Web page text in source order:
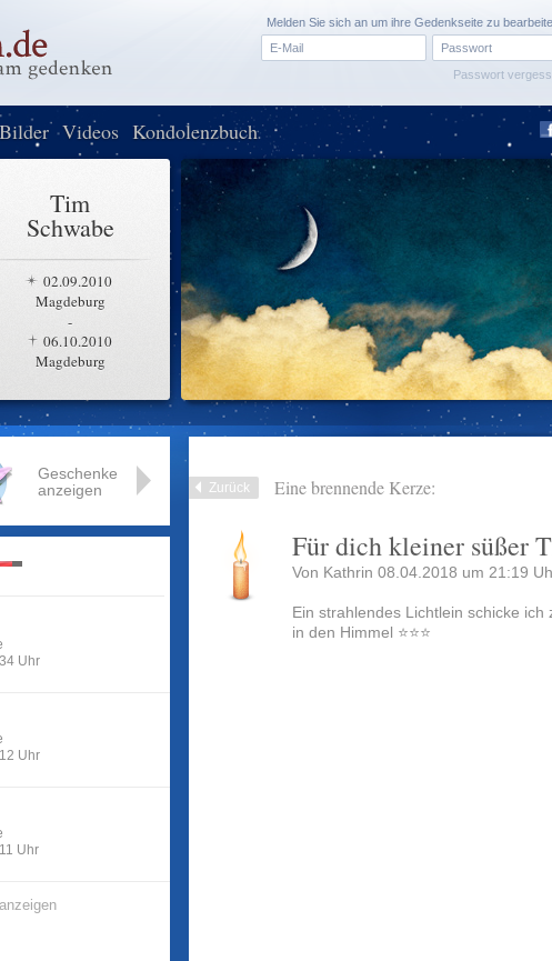
Passwort
Melden Sie sich an um ihre Gedenkseite zu
Bilder Videos Kondolenzbuch
Tim
Schwabe
02.09.2010
Magdeburg
-
06.10.2010
Magdeburg
Zurück Eine brennende Kerze:
Für dich kleiner süßer
Von Kathrin 08.04.2018 um 21:19
Ein strahlendes Lichtlein schicke ich
in den Himmel ⭐⭐⭐
Geschenke
anzeigen
Uhr
Uhr
Uhr